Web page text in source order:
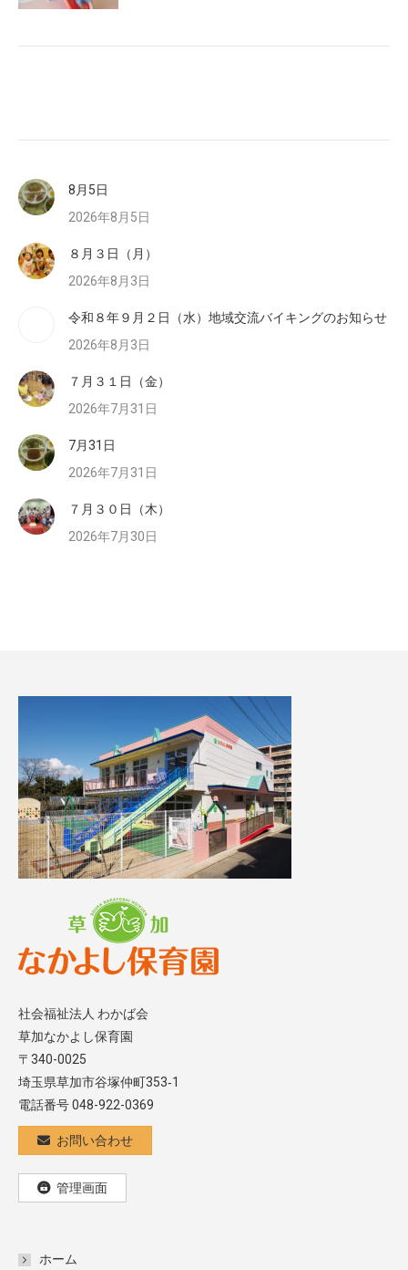
8月5日
2026年8月5日
８月３日（月）
2026年8月3日
令和８年９月２日（水）地域交流バイキングのお知らせ
2026年8月3日
７月３１日（金）
2026年7月31日
7月31日
2026年7月31日
７月３０日（木）
2026年7月30日
社会福祉法人 わかば会
草加なかよし保育園
〒340-0025
埼玉県草加市谷塚仲町353‐1
電話番号 048-922-0369
お問い合わせ
管理画面
ホーム